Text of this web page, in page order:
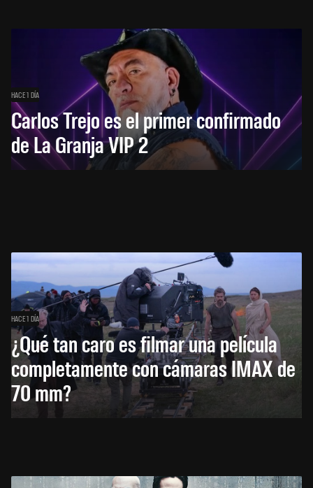
HACE 1 DÍA
Carlos Trejo es el primer confirmado
de La Granja VIP 2
HACE 1 DÍA
¿Qué tan caro es filmar una película
completamente con cámaras IMAX de
70 mm?